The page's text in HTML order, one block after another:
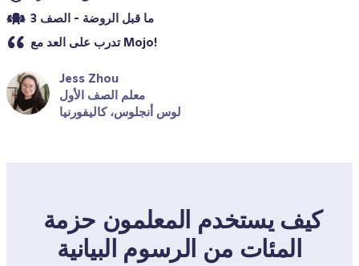
ما قبل الروضة - الصف 3
تدرب على العد مع Mojo!
Jess Zhou
معلم الصف الأول
لوس أنجلوس، كاليفورنيا
المئات من الرسوم البيانية